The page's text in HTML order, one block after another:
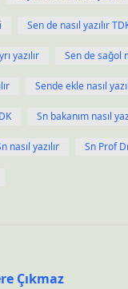
Sen de nasıl yazılır
yazılır Sen de sağol
Sende ekle nasıl
Sn bakanım nasıl
nasıl yazılır Sn Prof
Çıkmaz